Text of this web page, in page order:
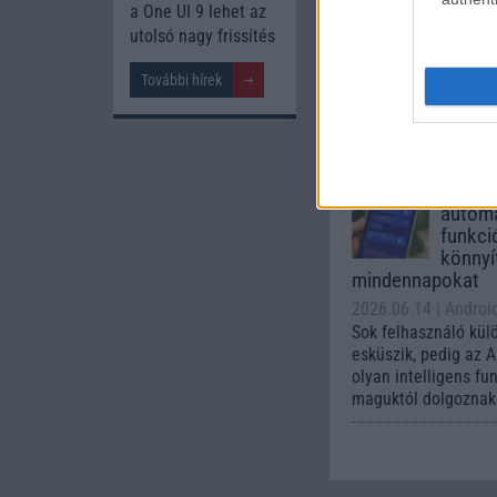
lista
intelligencia-
kezelőfelületet
csúcskategóriás
mindennapokat
2026.06.14
|
Sok felhasználó
esküszik, pedig az
olyan intelligens
maguktól
a One UI 9 lehet az
utolsó nagy frissítés
További hírek